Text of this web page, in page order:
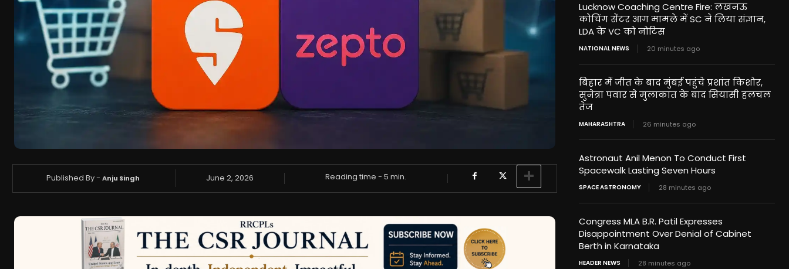
Published By - Anju Singh June 2, 2026 Reading time -5 min.
Lucknow Coaching Centre Fire: लखनऊ
कोचिंग सेंटर आग मामले में SC ने लिया संज्ञान,
LDA के VC को नोटिस
NATIONAL NEWS 20 minutes ago
बिहार में जीत के बाद मुंबई पहुंचे प्रशांत किशोर,
सुनेत्रा पवार से मुलाकात के बाद सियासी हलचल
तेज
MAHARASHTRA 26 minutes ago
Astronaut Anil Menon To Conduct First
Spacewalk Lasting Seven Hours
SPACE ASTRONOMY 28 minutes ago
Congress MLA B.R. Patil Expresses
Disappointment Over Denial of Cabinet
Berth in Karnataka
HEADER NEWS 28 minutes ago